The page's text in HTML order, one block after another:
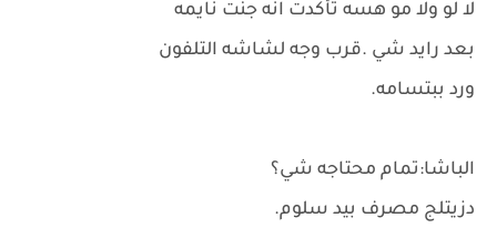
لا لو ولا مو هسه تأكدت انه جنت نايمه
بعد رايد شي .قرب وجه لشاشه التلفون
ورد ببتسامه.
الباشا:تمام محتاجه شي؟
دزيتلج مصرف بيد سلوم.